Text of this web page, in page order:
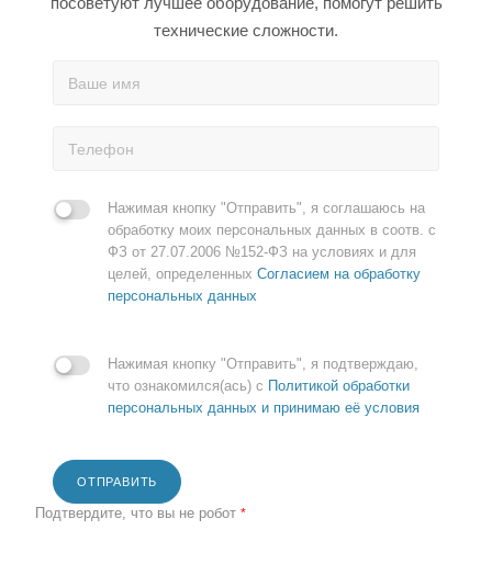
технические сложности.
Нажимая кнопку "Отправить", я соглашаюсь на
обработку моих персональных данных в соотв. с
ФЗ от 27.07.2006 №152-ФЗ на условиях и для
целей, определенных Согласием на обработку
персональных данных
Нажимая кнопку "Отправить", я подтверждаю,
что ознакомился(ась) с Политикой обработки
персональных данных и принимаю её условия
ОТПРАВИТЬ
Подтвердите, что вы не робот *